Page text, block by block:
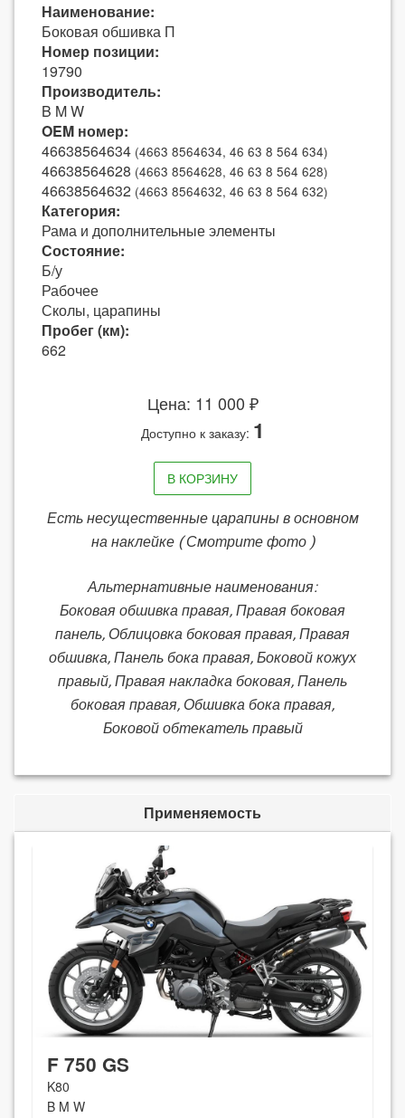
Наименование:
Боковая обшивка П
Номер позиции:
19790
Производитель:
B M W
OEM номер:
46638564634 (4663 8564634, 46 63 8 564 634)
46638564628 (4663 8564628, 46 63 8 564 628)
46638564632 (4663 8564632, 46 63 8 564 632)
Категория:
Рама и дополнительные элементы
Состояние:
Б/у
Рабочее
Сколы, царапины
Пробег (км):
662
Цена: 11 000 ₽
Доступно к заказу: 1
В КОРЗИНУ
Есть несущественные царапины в основном
на наклейке ( Смотрите фото )
Альтернативные наименования:
Боковая обшивка правая, Правая боковая
панель, Облицовка боковая правая, Правая
обшивка, Панель бока правая, Боковой кожух
правый, Правая накладка боковая, Панель
боковая правая, Обшивка бока правая,
Боковой обтекатель правый
Применяемость
F 750 GS
K80
B M W